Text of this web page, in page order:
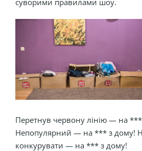
суворими правилами шоу.
Перетнув червону лінію — на
Непопулярний — на *** з дому!
конкурувати — на *** з дому!